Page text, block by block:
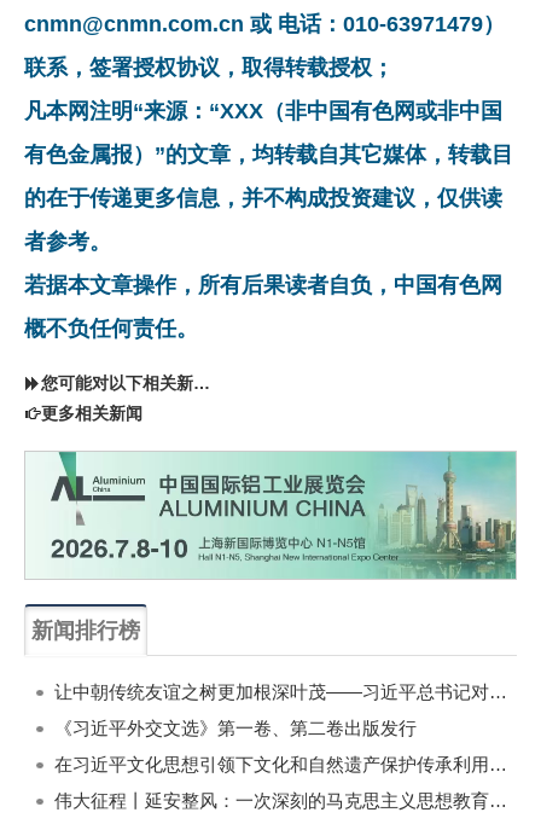
cnmn@cnmn.com.cn 或 电话：010-63971479）
联系，签署授权协议，取得转载授权；
凡本网注明“来源：“XXX（非中国有色网或非中国
有色金属报）”的文章，均转载自其它媒体，转载目
的在于传递更多信息，并不构成投资建议，仅供读
者参考。
若据本文章操作，所有后果读者自负，中国有色网
概不负任何责任。
您可能对以下相关新闻同样感兴趣
更多相关新闻
新闻排行榜
让中朝传统友谊之树更加根深叶茂——习近平总书记对朝鲜进行国事访问纪实
《习近平外交文选》第一卷、第二卷出版发行
在习近平文化思想引领下文化和自然遗产保护传承利用工作开创新局面
伟大征程丨延安整风：一次深刻的马克思主义思想教育运动